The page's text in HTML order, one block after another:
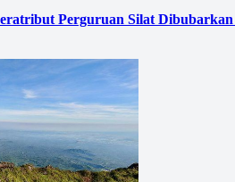
Perguruan Silat Dibubarkan